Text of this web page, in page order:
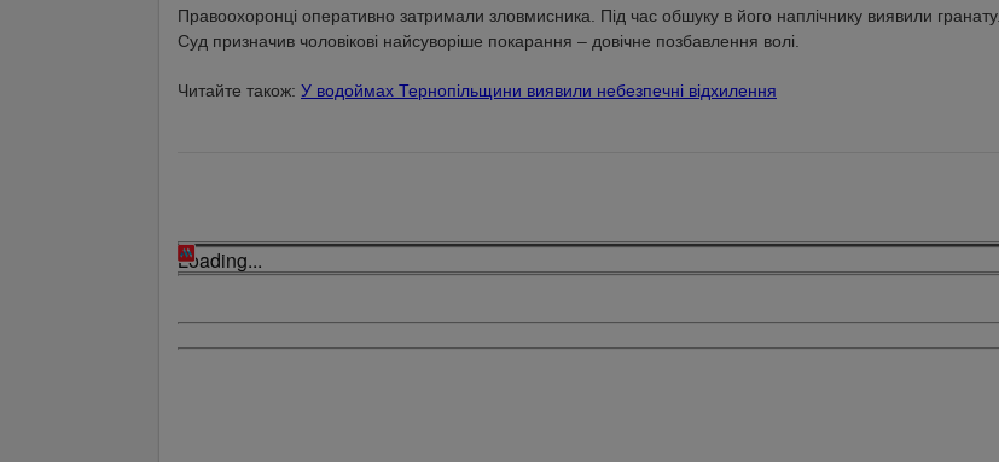
Правоохоронці оперативно затримали зловмисника. Під час обшуку в його наплічнику виявили гранату.
Суд призначив чоловікові найсуворіше покарання – довічне позбавлення волі.
Читайте також: У водоймах Тернопільщини виявили небезпечні відхилення
Loading...